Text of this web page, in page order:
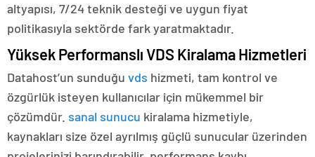
altyapısı, 7/24 teknik desteği ve uygun fiyat
politikasıyla sektörde fark yaratmaktadır.
Yüksek Performanslı VDS Kiralama Hizmetleri
Datahost’un sunduğu vds hizmeti, tam kontrol ve
özgürlük isteyen kullanıcılar için mükemmel bir
çözümdür. sanal sunucu kiralama hizmetiyle,
kaynakları size özel ayrılmış güçlü sunucular üzerinden